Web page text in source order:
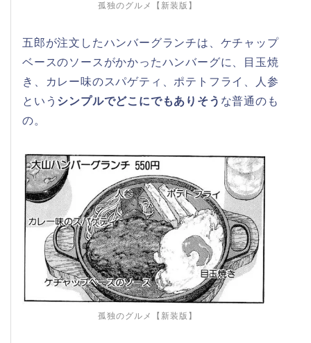
孤独のグルメ【新装版】
五郎が注文したハンバーグランチは、ケチャップ
ベースのソースがかかったハンバーグに、目玉焼
き、カレー味のスパゲティ、ポテトフライ、人参
という シンプルでどこにでもありそう な普通のも
の。
孤独のグルメ【新装版】